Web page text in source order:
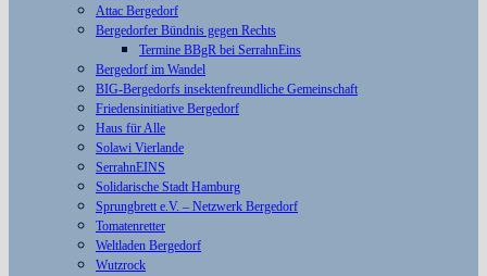
Attac Bergedorf
Bergedorfer Bündnis gegen Rechts
Termine BBgR bei SerrahnEins
Bergedorf im Wandel
BIG-Bergedorfs insektenfreundliche Gemeinschaft
Friedensinitiative Bergedorf
Haus für Alle
Solawi Vierlande
SerrahnEINS
Solidarische Stadt Hamburg
Sprungbrett e.V. – Netzwerk Bergedorf
Tomatenretter
Weltladen Bergedorf
Wutzrock